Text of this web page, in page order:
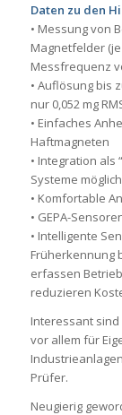
Daten zu den
• Messung von
Magnetfelder
Messfrequenz
• Auflösung bis
nur 0,052 mg
• Einfaches
Haftmagneten
• Integration
Systeme möglich
• Komfortable
• GEPA-
• Intelligente
Früherkennung
erfassen
reduzieren
Interessant
vor allem für
Prüfer.
Neugierig